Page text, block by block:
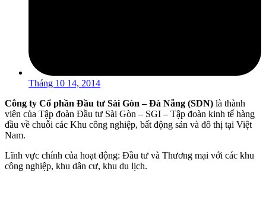
Tháng 10 14, 2014
Công ty Cổ phần Đầu tư Sài Gòn – Đà Nẵng (SDN) là thành
viên của Tập đoàn Đầu tư Sài Gòn – SGI – Tập đoàn kinh tế hàng
đầu về chuỗi các Khu công nghiệp, bất động sản và đô thị tại Việt
Nam.
Lĩnh vực chính của hoạt động: Đầu tư và Thương mại với các khu
công nghiệp, khu dân cư, khu du lịch.